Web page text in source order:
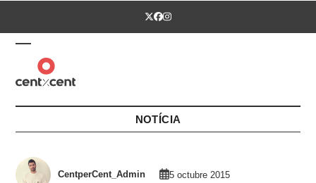
Twitter
Facebook
Instagram
Open
mobile
menu
Close
mobile
menu
NOTÍCIA
CentperCent_Admin 5 octubre 2015